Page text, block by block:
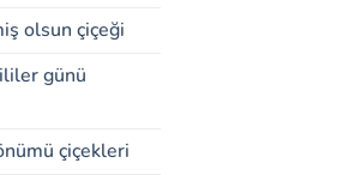
olsun çiçeği
günü
çiçekleri